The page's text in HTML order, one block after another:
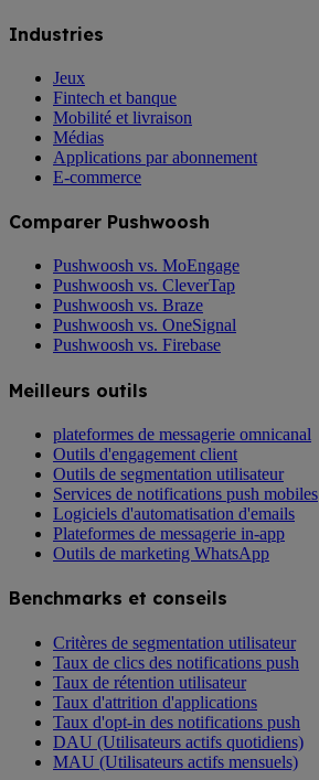
Industries
Jeux
Fintech et banque
Mobilité et livraison
Médias
Applications par abonnement
E-commerce
Comparer Pushwoosh
Pushwoosh vs. MoEngage
Pushwoosh vs. CleverTap
Pushwoosh vs. Braze
Pushwoosh vs. OneSignal
Pushwoosh vs. Firebase
Meilleurs outils
plateformes de messagerie omnicanal
Outils d'engagement client
Outils de segmentation utilisateur
Services de notifications push mobiles
Logiciels d'automatisation d'emails
Plateformes de messagerie in-app
Outils de marketing WhatsApp
Benchmarks et conseils
Critères de segmentation utilisateur
Taux de clics des notifications push
Taux de rétention utilisateur
Taux d'attrition d'applications
Taux d'opt-in des notifications push
DAU (Utilisateurs actifs quotidiens)
MAU (Utilisateurs actifs mensuels)